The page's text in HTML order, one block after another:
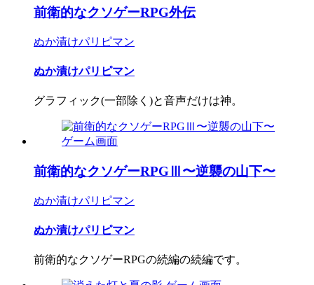
前衛的なクソゲーRPG外伝
ぬか漬けパリピマン
ぬか漬けパリピマン
グラフィック(一部除く)と音声だけは神。
前衛的なクソゲーRPGⅢ〜逆襲の山下〜
ぬか漬けパリピマン
ぬか漬けパリピマン
前衛的なクソゲーRPGの続編の続編です。